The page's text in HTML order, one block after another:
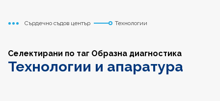
Начало
Сърдечно съдов център Технологии
Селектирани по таг Образна диагностика
Технологии и апаратура